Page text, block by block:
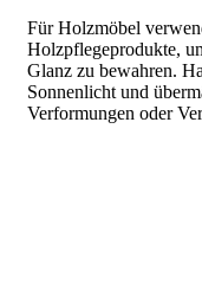
Für Holzmöbel
Holzpflegeprodukte,
Glanz zu bewahren.
Sonnenlicht und
Verformungen oder